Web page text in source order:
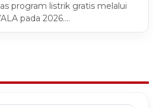
program listrik gratis melalui
pada 2026.…